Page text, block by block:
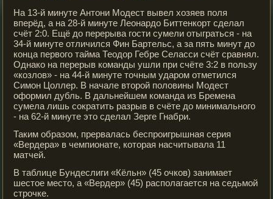
На 13-й минуте Антони Модест вывел хозяев поля
вперёд, а на 28-й минуте Леонардо Биттенкорт сделал
счёт 2:0. Ещё до перерыва гости сумели отыграться - на
34-й минуте отличился Фин Бартельс, а за пять минут до
конца первого тайма Теодор Гебре Селасси счёт сравнял.
Однако на перерыв команды ушли при счёте 3:2 в пользу
«козлов» - на 44-й минуте точным ударом отметился
Симон Цоллер. В начале второй половины Модест
оформил дубль. В дальнейшем команда из Бремена
сумела лишь сократить разрыв в счёте до минимального
- на 62-й минуте это сделал Зерге Гнабри.
Таким образом, прервалась беспроигрышная серия
«Вердера» в чемпионате, которая насчитывала 11
матчей.
В таблице Бундеслиги «Кёльн» (45 очков) занимает
шестое место, а «Вердер» (45) располагается на седьмой
строчке.